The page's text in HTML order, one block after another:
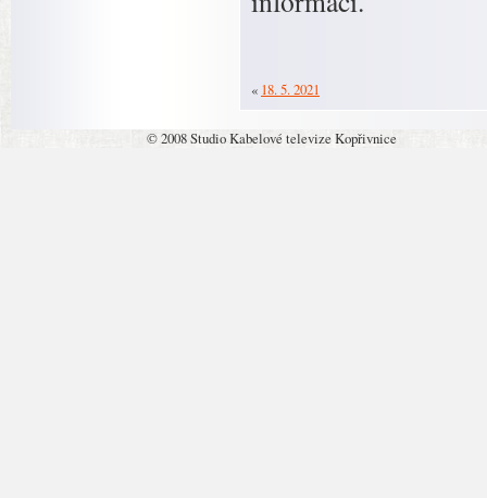
« 18. 5. 2021
© 2008 Studio Kabelové televize Kopřivnice